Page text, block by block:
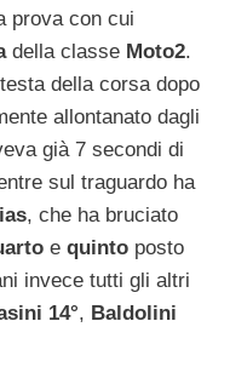
prova con cui
della classe Moto2.
della corsa dopo
allontanato dagli
già 7 secondi di
sul traguardo ha
, che ha bruciato
e quinto posto
invece tutti gli altri
14°, Baldolini